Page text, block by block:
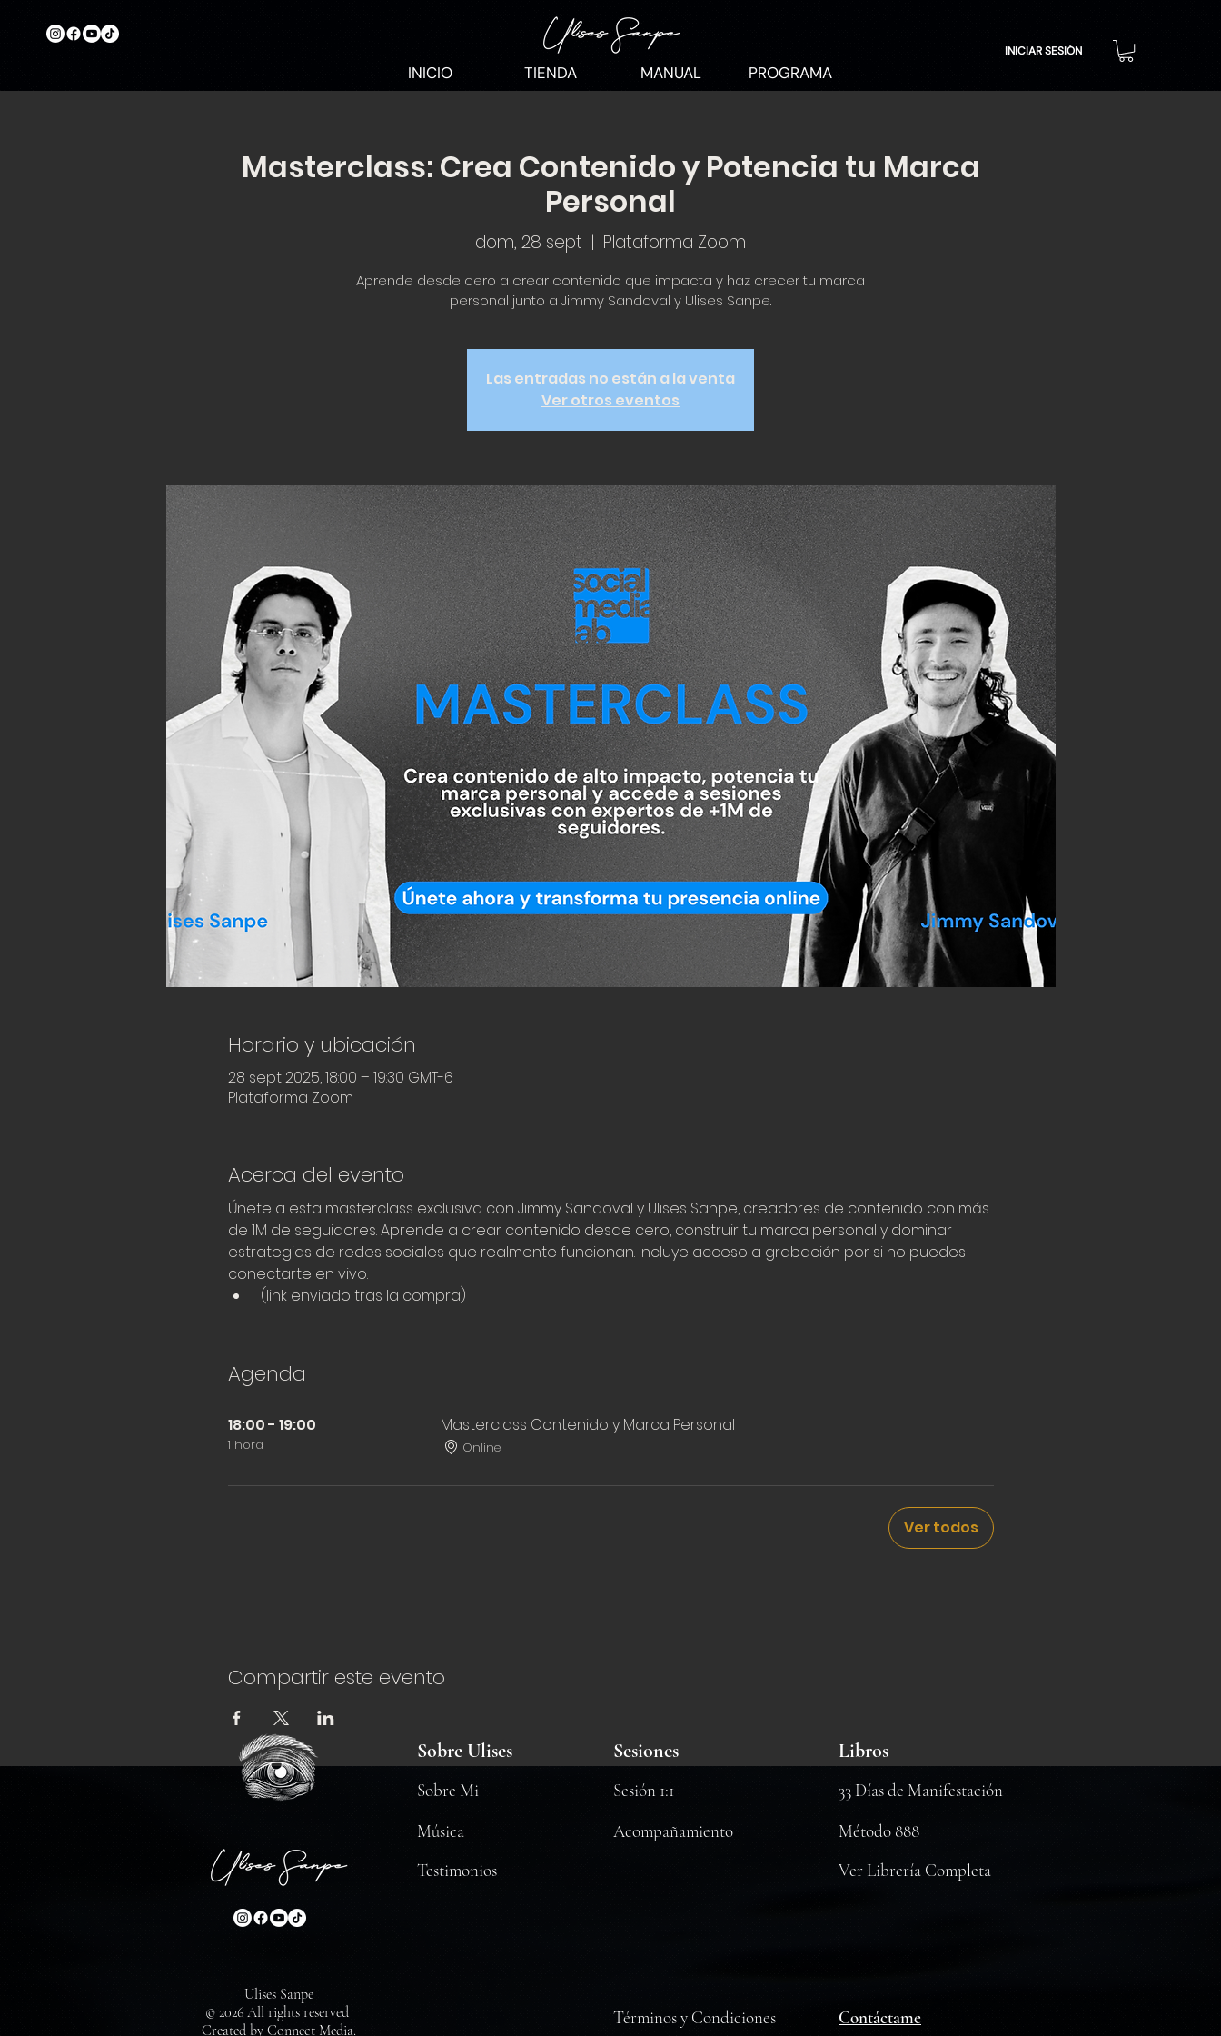
INICIO TIENDA MANUAL PROGRAMA
INICIAR SESIÓN
Masterclass: Crea Contenido y Potencia tu Marca
Personal
dom, 28 sept
  |
Plataforma Zoom
Aprende desde cero a crear contenido que impacta y haz crecer tu marca
personal junto a Jimmy Sandoval y Ulises Sanpe.
Las entradas no están a la venta
Ver otros eventos
Horario y ubicación
28 sept 2025, 18:00 – 19:30 GMT-6
Plataforma Zoom
Acerca del evento
Únete a esta masterclass exclusiva con Jimmy Sandoval y Ulises Sanpe, creadores de contenido con más
de 1M de seguidores. Aprende a crear contenido desde cero, construir tu marca personal y dominar
estrategias de redes sociales que realmente funcionan. Incluye acceso a grabación por si no puedes
conectarte en vivo.
(link enviado tras la compra)
Agenda
18:00 - 19:00
1 hora
Masterclass Contenido y Marca Personal
Online
Ver todos
Compartir este evento
Sobre Ulises
Sobre Mi
​Música
Testimonios
Sesiones
Sesión 1:1
Acompañamiento
Libros
33 Días de Manifestación
Método 888
Ver Librería Completa
Ulises Sanpe
© 2026 All rights reserved
Created by Connect Media.
Términos y Condiciones Contáctame